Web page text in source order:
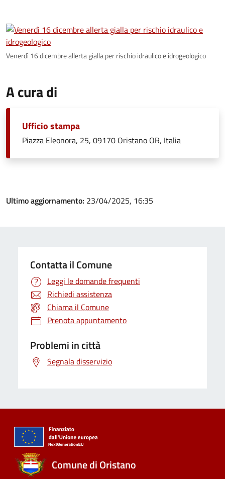
Venerdì 16 dicembre allerta gialla per rischio idraulico e idrogeologico
A cura di
Ufficio stampa
Piazza Eleonora, 25, 09170 Oristano OR, Italia
Ultimo aggiornamento: 23/04/2025, 16:35
Contatta il Comune
Leggi le domande frequenti
Richiedi assistenza
Chiama il Comune
Prenota appuntamento
Problemi in città
Segnala disservizio
Comune di Oristano